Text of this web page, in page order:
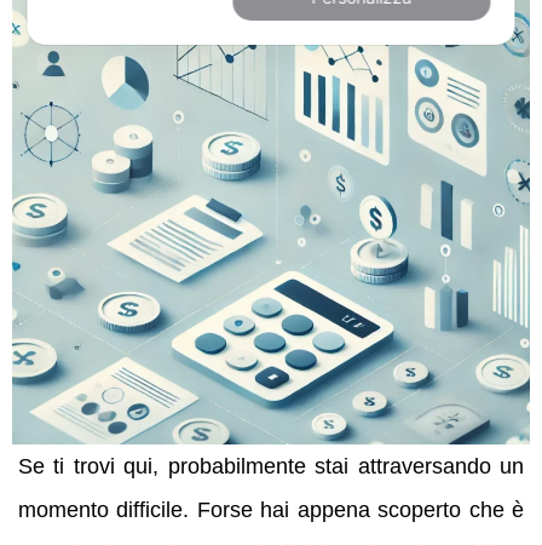
Se ti trovi qui, probabilmente stai attraversando un
momento difficile. Forse hai appena scoperto che è